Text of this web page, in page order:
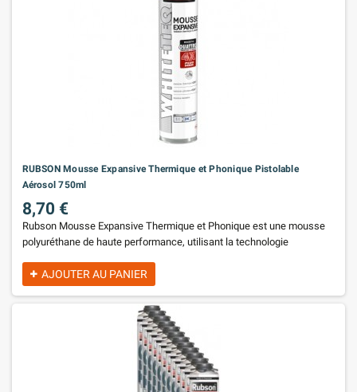
RUBSON Mousse Expansive Thermique et Phonique Pistolable
Aérosol 750ml
8,70 €
Rubson Mousse Expansive Thermique et Phonique est une mousse
polyuréthane de haute performance, utilisant la technologie
polyvalente est idéale pour l'isolation thermique et l'insonorisation
dans divers projets de construction et de rénovation. Elle est
parfaitement adaptée pour : L'isolation des fenêtres et des portes Le
calfeutrement des ouvertures dans la construction de toitures et
l'installation de matériaux isolants La création d'écrans insonorisés
pour un confort acoustique optimal L'isolation des murs et des
toitures contre les variations de température Le remplissage de
cavités et d'espaces difficiles à atteindre Disponible en formats :
AJOUTER AU PANIER